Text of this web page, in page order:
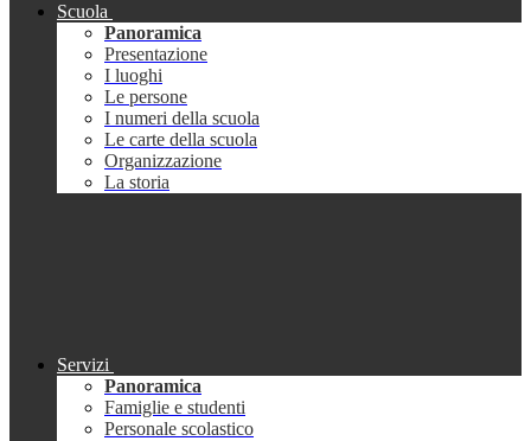
Scuola
Panoramica
Presentazione
I luoghi
Le persone
I numeri della scuola
Le carte della scuola
Organizzazione
La storia
Servizi
Panoramica
Famiglie e studenti
Personale scolastico